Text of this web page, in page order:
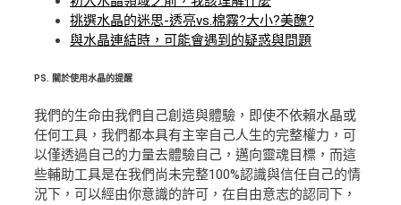
挑選水晶的迷思-透亮vs.棉霧?大小?美醜?
與水晶連結時，可能會遇到的疑惑與問題
PS. 關於使用水晶的提醒
我們的生命由我們自己創造與體驗，即使不依賴水晶或
任何工具，我們都本具有主宰自己人生的完整權力，可
以僅透過自己的力量去體驗自己，邁向靈魂目標，而這
些輔助工具是在我們尚未完整100%認識與信任自己的情
況下，可以經由你意識的許可，在自由意志的認同下，